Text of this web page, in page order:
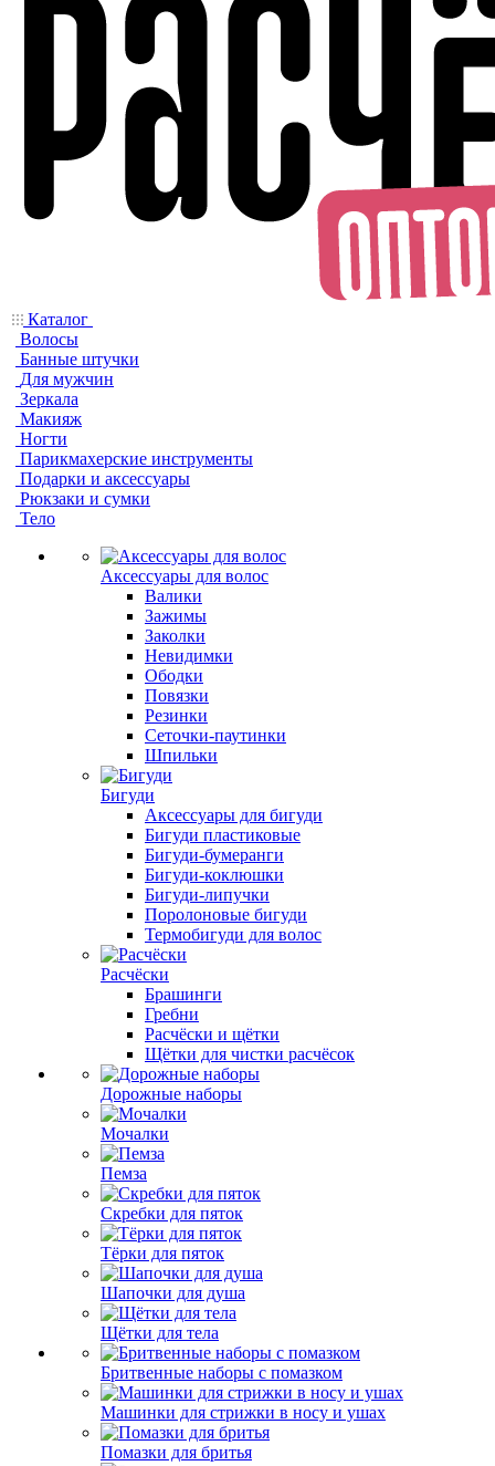
Каталог
Волосы
Банные штучки
Для мужчин
Зеркала
Макияж
Ногти
Парикмахерские инструменты
Подарки и аксессуары
Рюкзаки и сумки
Тело
Аксессуары для волос
Валики
Зажимы
Заколки
Невидимки
Ободки
Повязки
Резинки
Сеточки-паутинки
Шпильки
Бигуди
Аксессуары для бигуди
Бигуди пластиковые
Бигуди-бумеранги
Бигуди-коклюшки
Бигуди-липучки
Поролоновые бигуди
Термобигуди для волос
Расчёски
Брашинги
Гребни
Расчёски и щётки
Щётки для чистки расчёсок
Дорожные наборы
Мочалки
Пемза
Скребки для пяток
Тёрки для пяток
Шапочки для душа
Щётки для тела
Бритвенные наборы с помазком
Машинки для стрижки в носу и ушах
Помазки для бритья